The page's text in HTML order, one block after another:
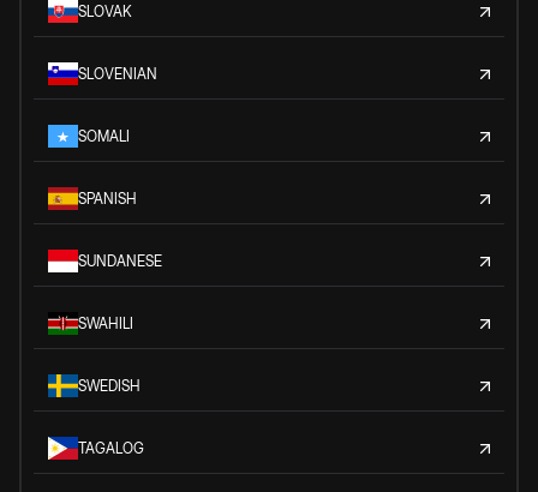
SLOVAK
SLOVENIAN
SOMALI
SPANISH
SUNDANESE
SWAHILI
SWEDISH
TAGALOG